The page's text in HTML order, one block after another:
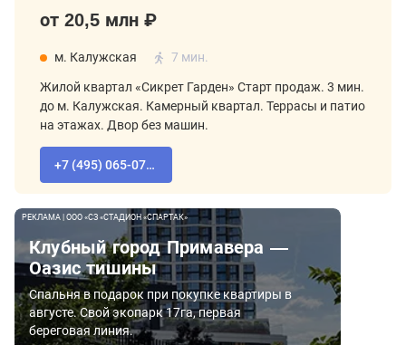
от 20,5 млн ₽
м. Калужская 7 мин.
Жилой квартал «Сикрет Гарден» Старт продаж. 3 мин.
до м. Калужская. Камерный квартал. Террасы и патио
на этажах. Двор без машин.
+7 (495) 065-07-55
РЕКЛАМА | ООО «СЗ «СТАДИОН «СПАРТАК»
Клубный город Примавера —
Оазис тишины
Спальня в подарок при покупке квартиры в
августе. Свой экопарк 17га, первая
береговая линия.